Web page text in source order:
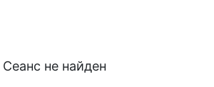
Сеанс не найден